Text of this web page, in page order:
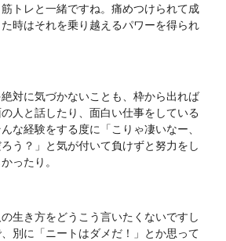
トレと一緒ですね。痛めつけられて成
時はそれを乗り越えるパワーを得られ
対に気づかないことも、枠から出れば
人と話したり、面白い仕事をしている
な経験をする度に「こりゃ凄いなー、
う？」と気が付いて負けずと努力をし
ったり。
生き方をどうこう言いたくないですし
別に「ニートはダメだ！」とか思って